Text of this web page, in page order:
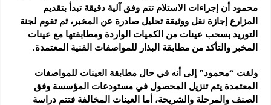
محمود أن إجراءات الاستلام تتم وفق آلية دقيقة تبدأ بتقديم
المزارع إجازة نقل ووثيقة تحليل صادرة عن المخبر، ثم تقوم لجنة
التوريد بسحب عينات من الكميات الواردة ومطابقتها مع عينات
المخبر والتأكد من مطابقة البذار للمواصفات الفنية المعتمدة.
ولفت “محمود” إلى أنه في حال مطابقة العينات للمواصفات
المعتمدة يتم تنزيل المحصول في مستودعات المؤسسة وفق
الصنف والمرحلة والشريحة، أما العينات المخالفة فتتم دراسة